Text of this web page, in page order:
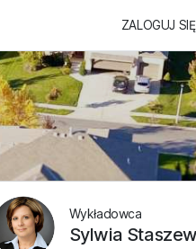
ZALOGUJ SIĘ
Wykładowca
Sylwia